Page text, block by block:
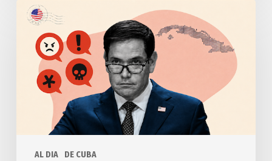
AL DIA DE CUBA
Anuncia
Estados
Unidos
medidas
punitivas